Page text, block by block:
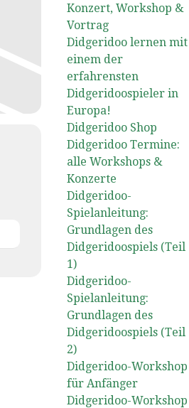
Konzert, Workshop &
Vortrag
Didgeridoo lernen mit
einem der
erfahrensten
Didgeridoospieler in
Europa!
Didgeridoo Shop
Didgeridoo Termine:
alle Workshops &
Konzerte
Didgeridoo-
Spielanleitung:
Grundlagen des
Didgeridoospiels (Teil
1)
Didgeridoo-
Spielanleitung:
Grundlagen des
Didgeridoospiels (Teil
2)
Didgeridoo-Workshop
für Anfänger
Didgeridoo-Workshop